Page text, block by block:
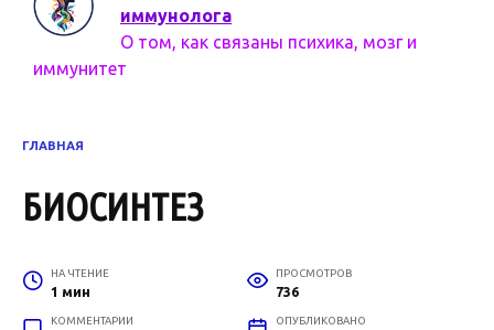
иммунолога
О том, как связаны психика, мозг и
иммунитет
ГЛАВНАЯ
БИОСИНТЕЗ
НА ЧТЕНИЕ
1 мин
ПРОСМОТРОВ
736
КОММЕНТАРИИ ОПУБЛИКОВАНО